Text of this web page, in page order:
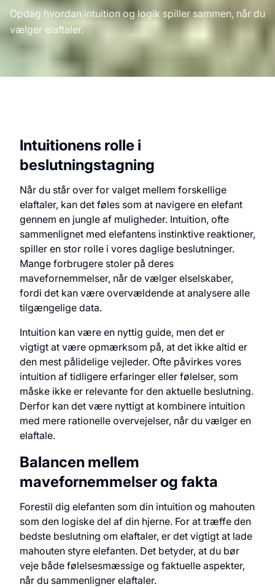
Opdag hvordan intuition og logik spiller sammen, når du
vælger elaftaler.
Intuitionens rolle i
beslutningstagning
Når du står over for valget mellem forskellige
elaftaler, kan det føles som at navigere en elefant
gennem en jungle af muligheder. Intuition, ofte
sammenlignet med elefantens instinktive reaktioner,
spiller en stor rolle i vores daglige beslutninger.
Mange forbrugere stoler på deres
mavefornemmelser, når de vælger elselskaber,
fordi det kan være overvældende at analysere alle
tilgængelige data.
Intuition kan være en nyttig guide, men det er
vigtigt at være opmærksom på, at det ikke altid er
den mest pålidelige vejleder. Ofte påvirkes vores
intuition af tidligere erfaringer eller følelser, som
måske ikke er relevante for den aktuelle beslutning.
Derfor kan det være nyttigt at kombinere intuition
med mere rationelle overvejelser, når du vælger en
elaftale.
Balancen mellem
mavefornemmelser og fakta
Forestil dig elefanten som din intuition og mahouten
som den logiske del af din hjerne. For at træffe den
bedste beslutning om elaftaler, er det vigtigt at lade
mahouten styre elefanten. Det betyder, at du bør
veje både følelsesmæssige og faktuelle aspekter,
når du sammenligner elaftaler.